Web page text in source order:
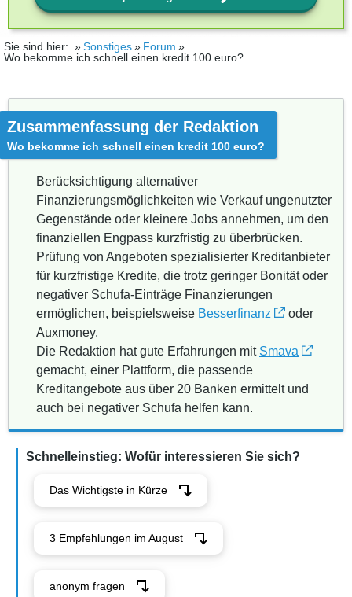
Sie sind hier: Sonstiges
Forum
Wo bekomme ich schnell einen kredit 100 euro?
Zusammenfassung der Redaktion
Wo bekomme ich schnell einen kredit 100 euro?
Berücksichtigung alternativer
Finanzierungsmöglichkeiten wie Verkauf ungenutzter
Gegenstände oder kleinere Jobs annehmen, um den
finanziellen Engpass kurzfristig zu überbrücken.
Prüfung von Angeboten spezialisierter Kreditanbieter
für kurzfristige Kredite, die trotz geringer Bonität oder
negativer Schufa-Einträge Finanzierungen
ermöglichen, beispielsweise Besserfinanz
oder
Auxmoney.
Die Redaktion hat gute Erfahrungen mit Smava
gemacht, einer Plattform, die passende
Kreditangebote aus über 20 Banken ermittelt und
auch bei negativer Schufa helfen kann.
Schnelleinstieg: Wofür interessieren Sie sich?
Das Wichtigste in Kürze
3 Empfehlungen im August
anonym fragen